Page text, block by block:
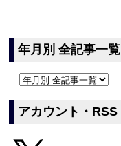
年月別 全記事一覧
アカウント・RSS